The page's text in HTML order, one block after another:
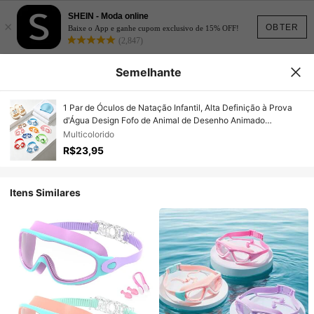
OBTER
×
SHEIN - Moda online
Baixe o App e ganhe cupom exclusivo de 15% OFF!
(2,847)
Semelhante
1 Par de Óculos de Natação Infantil, Alta Definição à Prova
d'Água Design Fofo de Animal de Desenho Animado
Caranguejo & Coelho Óculos de Natação, Múltiplos Estilos
Enviados Aleatoriamente
Multicolorido
R$23,95
Itens Similares